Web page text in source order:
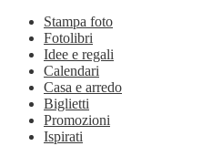
Stampa foto
Fotolibri
Idee e regali
Calendari
Casa e arredo
Biglietti
Promozioni
Ispirati